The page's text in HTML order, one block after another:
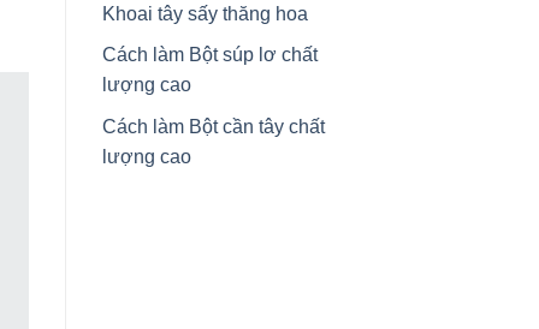
Khoai tây sấy thăng hoa
Cách làm Bột súp lơ chất
lượng cao
Cách làm Bột cần tây chất
lượng cao